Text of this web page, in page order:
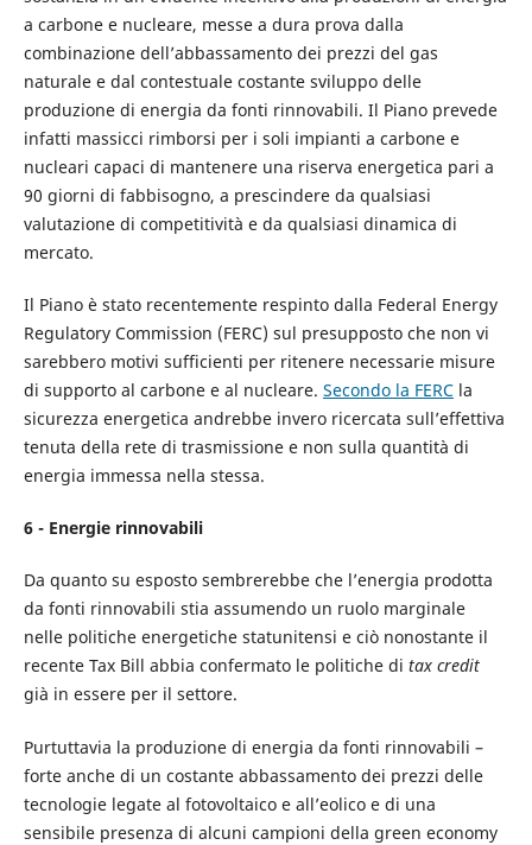
a carbone e nucleare, messe a dura prova dalla
combinazione dell’abbassamento dei prezzi del gas
naturale e dal contestuale costante sviluppo delle
produzione di energia da fonti rinnovabili. Il Piano prevede
infatti massicci rimborsi per i soli impianti a carbone e
nucleari capaci di mantenere una riserva energetica pari a
90 giorni di fabbisogno, a prescindere da qualsiasi
valutazione di competitività e da qualsiasi dinamica di
mercato.
Il Piano è stato recentemente respinto dalla Federal Energy
Regulatory Commission (FERC) sul presupposto che non vi
sarebbero motivi sufficienti per ritenere necessarie misure
di supporto al carbone e al nucleare. Secondo la FERCla
sicurezza energetica andrebbe invero ricercata sull’effettiva
tenuta della rete di trasmissione e non sulla quantità di
energia immessa nella stessa.
6 - Energie rinnovabili
Da quanto su esposto sembrerebbe che l’energia prodotta
da fonti rinnovabili stia assumendo un ruolo marginale
nelle politiche energetiche statunitensi e ciò nonostante il
recente Tax Bill abbia confermato le politiche di tax credit
già in essere per il settore.
Purtuttavia la produzione di energia da fonti rinnovabili –
forte anche di un costante abbassamento dei prezzi delle
tecnologie legate al fotovoltaico e all’eolico e di una
sensibile presenza di alcuni campioni della green economy